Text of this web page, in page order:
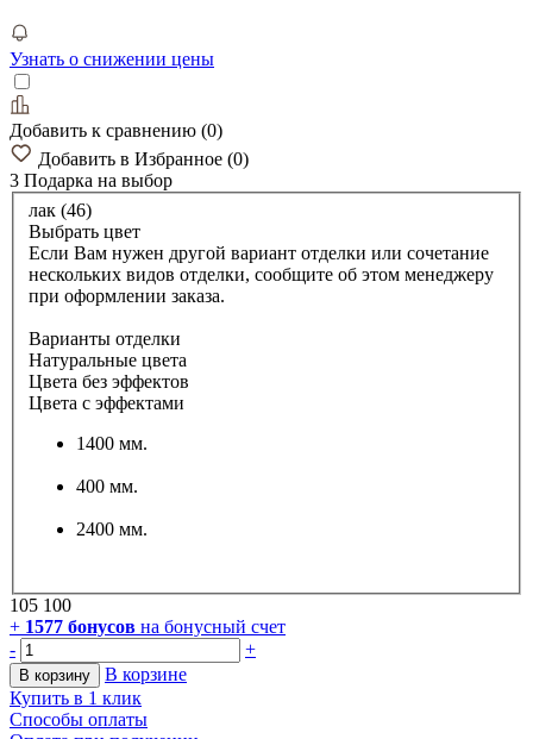
Узнать о снижении цены
Добавить к сравнению (0)
Добавить в Избранное (0)
3 Подарка на выбор
лак (46)
Выбрать цвет
Если Вам нужен другой вариант отделки или сочетание
нескольких видов отделки, сообщите об этом менеджеру
при оформлении заказа.
Варианты отделки
Натуральные цвета
Цвета без эффектов
Цвета с эффектами
1400 мм.
400 мм.
2400 мм.
105 100
+ 1577 бонусов на бонусный счет
-
+
В корзину
В корзине
Купить в 1 клик
Способы оплаты